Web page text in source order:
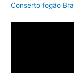
Conserto fogão